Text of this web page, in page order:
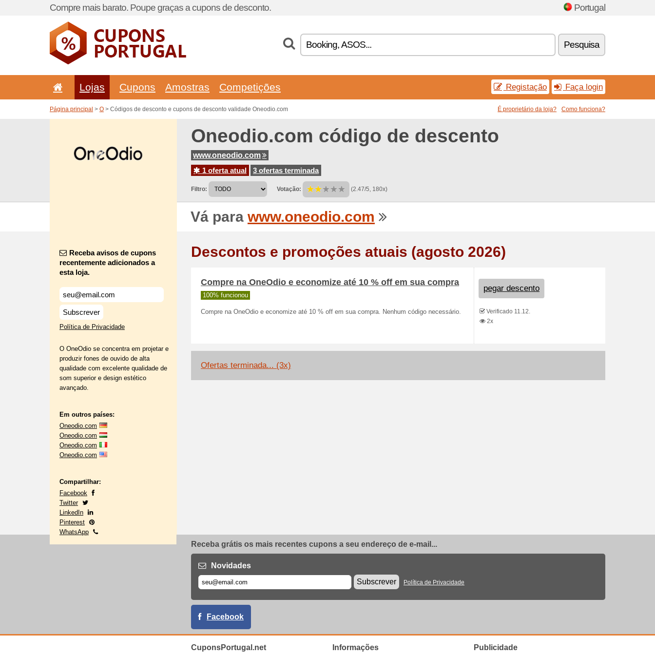
Compre mais barato. Poupe graças a cupons de desconto. Portugal
Pesquisa
Lojas Cupons Amostras Competições Registação Faça login
Página principal > O > Códigos de desconto e cupons de desconto validade Oneodio.com É proprietário da loja? Como funciona?
Oneodio.com código de descento
www.oneodio.com
1 oferta atual
3 ofertas terminada
Filtro: Votação: (2.47/5, 180x)
Vá para www.oneodio.com
Receba avisos de cupons
recentemente adicionados a
esta loja.
Subscrever
Política de Privacidade
O OneOdio se concentra em projetar e
produzir fones de ouvido de alta
qualidade com excelente qualidade de
som superior e design estético
avançado.
Em outros países:
Oneodio.com
Oneodio.com
Oneodio.com
Oneodio.com
Compartilhar:
Facebook
Twitter
LinkedIn
Pinterest
WhatsApp
Descontos e promoções atuais (agosto 2026)
Compre na OneOdio e economize até 10 % off em sua compra
100% funcionou
Compre na OneOdio e economize até 10 % off em sua compra. Nenhum código necessário.
pegar descento
Verificado 11.12.
2x
Ofertas terminada... (3x)
Receba grátis os mais recentes cupons a seu endereço de e-mail...
Novidades
Subscrever
Política de Privacidade
Facebook
CuponsPortugal.net Informações Publicidade